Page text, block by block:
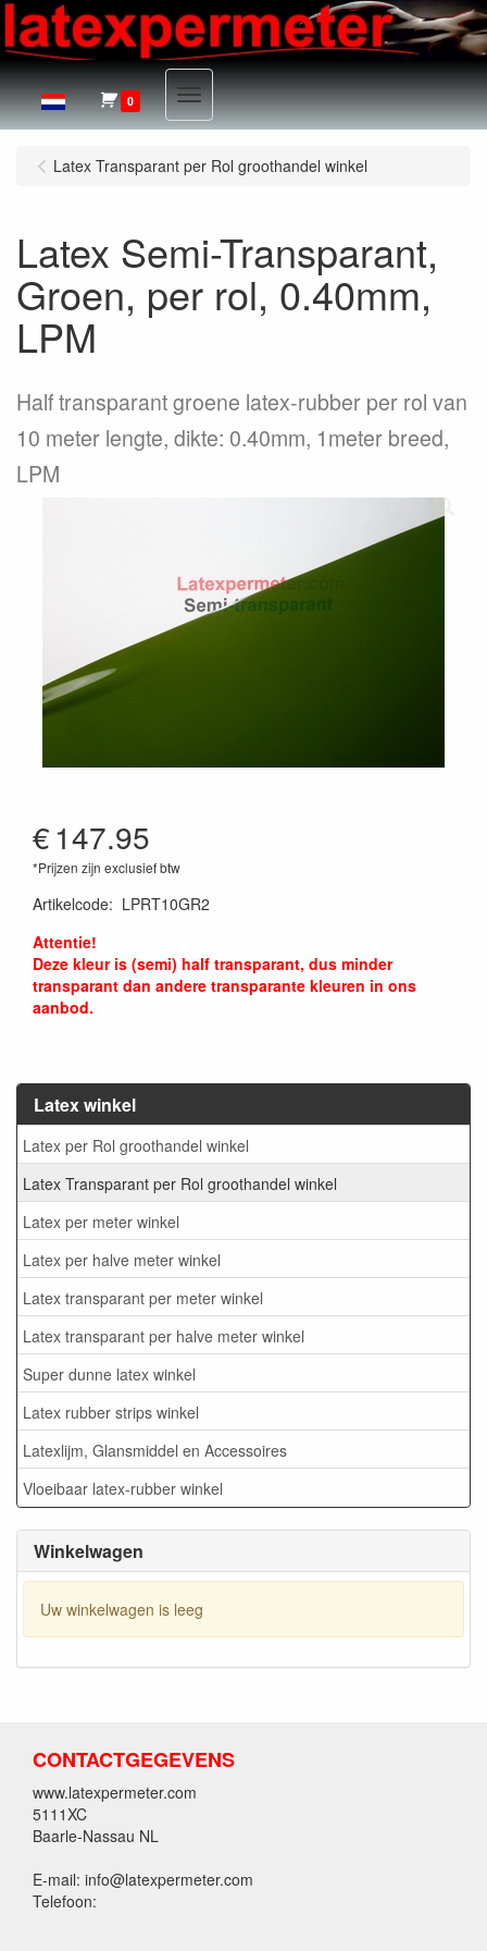
0 Menu
Latex winkel
Latex per Rol groothandel winkel
Latex Transparant per Rol groothandel winkel
Latex per meter winkel
Latex per halve meter winkel
Latex transparant per meter winkel
Latex transparant per halve meter winkel
Super dunne latex winkel
Latex rubber strips winkel
Latexlijm, Glansmiddel en Accessoires
Vloeibaar latex-rubber winkel
Winkelwagen
Uw winkelwagen is leeg
Latex Transparant per Rol groothandel winkel
Latex Semi-Transparant,
Groen, per rol, 0.40mm,
LPM
Half transparant groene latex-rubber per rol van
10 meter lengte, dikte: 0.40mm, 1meter breed,
LPM
€147.95
*Prijzen zijn exclusief btw
Artikelcode: LPRT10GR2
Attentie!
Deze kleur is (semi) half transparant, dus minder
transparant dan andere transparante kleuren in ons
aanbod.
CONTACTGEGEVENS
www.latexpermeter.com
5111XC
Baarle-Nassau NL
E-mail: info@latexpermeter.com
Telefoon: